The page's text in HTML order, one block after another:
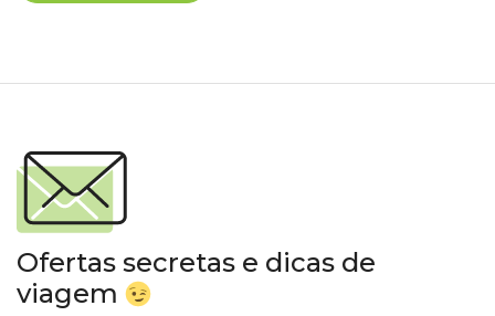
Ofertas secretas e dicas de
viagem